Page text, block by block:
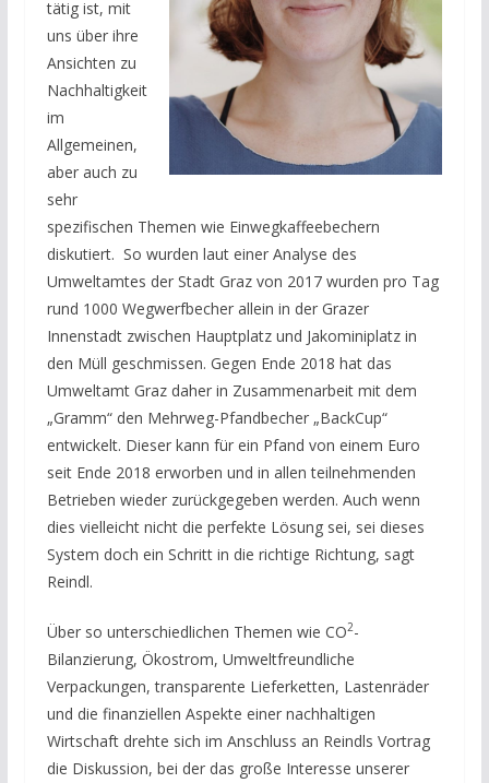
tätig ist, mit
uns über ihre
Ansichten zu
Nachhaltigkeit
im
Allgemeinen,
aber auch zu
sehr
spezifischen Themen wie Einwegkaffeebechern
diskutiert. So wurden laut einer Analyse des
Umweltamtes der Stadt Graz von 2017 wurden pro Tag
rund 1000 Wegwerfbecher allein in der Grazer
Innenstadt zwischen Hauptplatz und Jakominiplatz in
den Müll geschmissen. Gegen Ende 2018 hat das
Umweltamt Graz daher in Zusammenarbeit mit dem
„Gramm“ den Mehrweg-Pfandbecher „BackCup“
entwickelt. Dieser kann für ein Pfand von einem Euro
seit Ende 2018 erworben und in allen teilnehmenden
Betrieben wieder zurückgegeben werden. Auch wenn
dies vielleicht nicht die perfekte Lösung sei, sei dieses
System doch ein Schritt in die richtige Richtung, sagt
Reindl.
Über so unterschiedlichen Themen wie CO2-
Bilanzierung, Ökostrom, Umweltfreundliche
Verpackungen, transparente Lieferketten, Lastenräder
und die finanziellen Aspekte einer nachhaltigen
Wirtschaft drehte sich im Anschluss an Reindls Vortrag
die Diskussion, bei der das große Interesse unserer